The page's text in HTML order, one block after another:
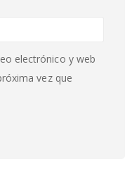
electrónico y web
vez que